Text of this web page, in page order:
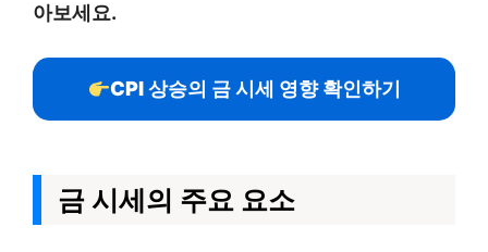
아보세요.
CPI 상승의 금 시세 영향 확인하기
금 시세의 주요 요소